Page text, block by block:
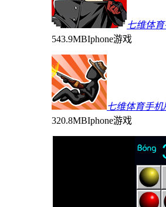
七维体
543.9MBIphone游戏
七维体育手机
320.8MBIphone游戏